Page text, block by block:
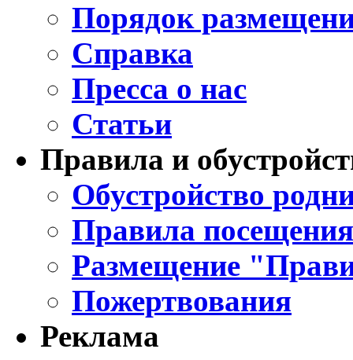
Порядок
Справка
Пресса о нас
Статьи
Правила и
Обустройство
Правила
Размещение
Пожертвования
Реклама